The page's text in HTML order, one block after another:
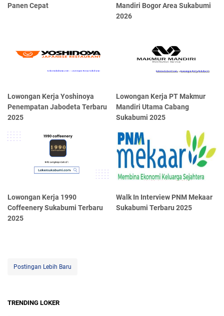
Panen Cepat
Mandiri Bogor Area Sukabumi
2026
Lowongan Kerja Yoshinoya
Penempatan Jabodeta Terbaru
2025
Lowongan Kerja PT Makmur
Mandiri Utama Cabang
Sukabumi 2025
Lowongan Kerja 1990
Coffeenery Sukabumi Terbaru
2025
Walk In Interview PNM Mekaar
Sukabumi Terbaru 2025
Postingan Lebih Baru
TRENDING LOKER